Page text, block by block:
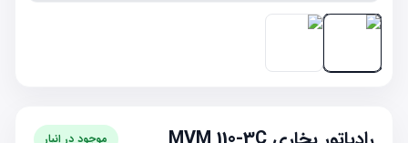
موجود در انبار